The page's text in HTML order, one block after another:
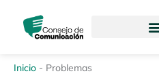
contenido
Inicio - Problemas